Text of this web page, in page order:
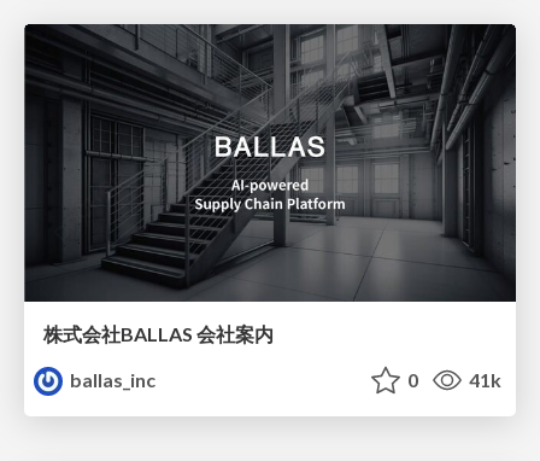
株式会社BALLAS 会社案内
ballas_inc
0 41k